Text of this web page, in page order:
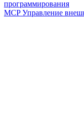
программирования
MCP Управление